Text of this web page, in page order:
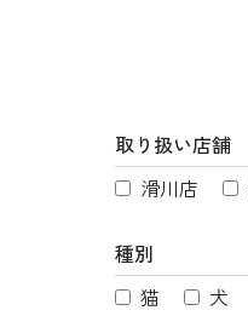
取り扱い店舗
滑川店
種別
猫
犬